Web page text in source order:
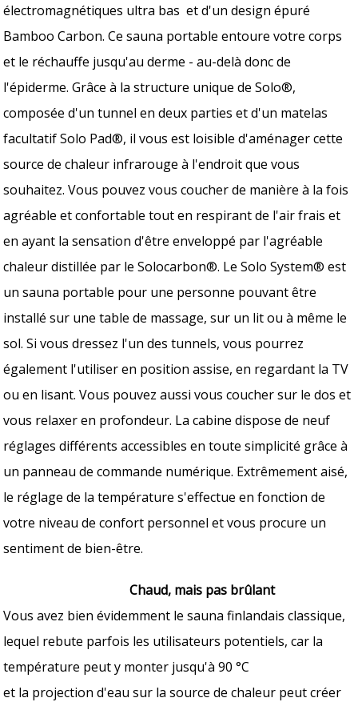
électromagnétiques ultra bas et d'un design épuré
Bamboo Carbon. Ce sauna portable entoure votre corps
et le réchauffe jusqu'au derme - au-delà donc de
l'épiderme. Grâce à la structure unique de Solo®,
composée d'un tunnel en deux parties et d'un matelas
facultatif Solo Pad®, il vous est loisible d'aménager cette
source de chaleur infrarouge à l'endroit que vous
souhaitez. Vous pouvez vous coucher de manière à la fois
agréable et confortable tout en respirant de l'air frais et
en ayant la sensation d'être enveloppé par l'agréable
chaleur distillée par le Solocarbon®. Le Solo System® est
un sauna portable pour une personne pouvant être
installé sur une table de massage, sur un lit ou à même le
sol. Si vous dressez l'un des tunnels, vous pourrez
également l'utiliser en position assise, en regardant la TV
ou en lisant. Vous pouvez aussi vous coucher sur le dos et
vous relaxer en profondeur. La cabine dispose de neuf
réglages différents accessibles en toute simplicité grâce à
un panneau de commande numérique. Extrêmement aisé,
le réglage de la température s'effectue en fonction de
votre niveau de confort personnel et vous procure un
sentiment de bien-être.
Chaud, mais pas brûlant
Vous avez bien évidemment le sauna finlandais classique,
lequel rebute parfois les utilisateurs potentiels, car la
température peut y monter jusqu'à 90 °C
et la projection d'eau sur la source de chaleur peut créer